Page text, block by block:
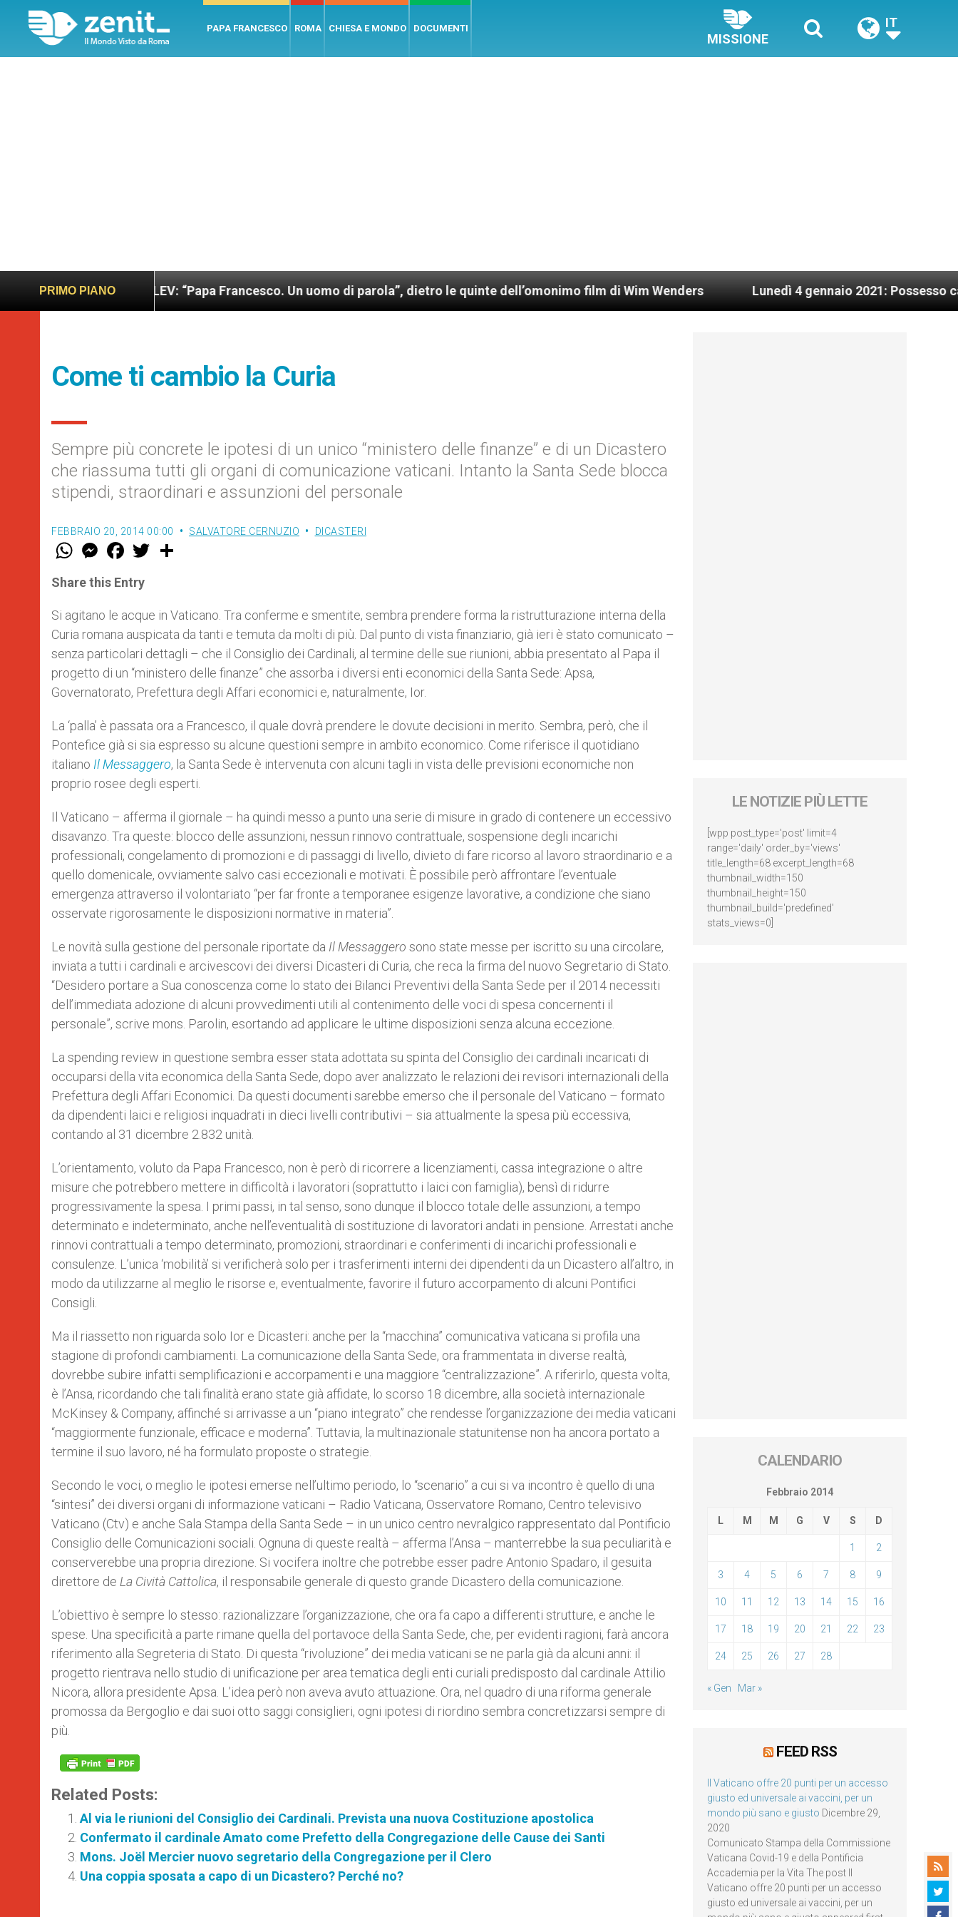
PAPA FRANCESCO ROMA CHIESA E MONDO DOCUMENTI
MISSIONE
IT
PRIMO PIANO
LEV: “Papa Francesco. Un uomo di parola”, dietro le quinte dell’omonimo film di Wim Wenders Lunedì 4 gennaio 2021: Possesso cardinalizio
Come ti cambio la Curia
Sempre più concrete le ipotesi di un unico “ministero delle finanze” e di un Dicastero
che riassuma tutti gli organi di comunicazione vaticani. Intanto la Santa Sede blocca
stipendi, straordinari e assunzioni del personale
FEBBRAIO 20, 2014 00:00 SALVATORE CERNUZIO DICASTERI
W
t
s
p
p
M
e
s
e
g
e
r
F
a
e
b
o
k
w
r
Share this Entry
Si agitano le acque in Vaticano. Tra conferme e smentite, sembra prendere forma la ristrutturazione interna della
Curia romana auspicata da tanti e temuta da molti di più. Dal punto di vista finanziario, già ieri è stato comunicato –
senza particolari dettagli – che il Consiglio dei Cardinali, al termine delle sue riunioni, abbia presentato al Papa il
progetto di un “ministero delle finanze” che assorba i diversi enti economici della Santa Sede: Apsa,
Governatorato, Prefettura degli Affari economici e, naturalmente, Ior.
La ‘palla’ è passata ora a Francesco, il quale dovrà prendere le dovute decisioni in merito. Sembra, però, che il
Pontefice già si sia espresso su alcune questioni sempre in ambito economico. Come riferisce il quotidiano
italiano Il Messaggero, la Santa Sede è intervenuta con alcuni tagli in vista delle previsioni economiche non
proprio rosee degli esperti.
Il Vaticano – afferma il giornale – ha quindi messo a punto una serie di misure in grado di contenere un eccessivo
disavanzo. Tra queste: blocco delle assunzioni, nessun rinnovo contrattuale, sospensione degli incarichi
professionali, congelamento di promozioni e di passaggi di livello, divieto di fare ricorso al lavoro straordinario e a
quello domenicale, ovviamente salvo casi eccezionali e motivati. È possibile però affrontare l’eventuale
emergenza attraverso il volontariato “per far fronte a temporanee esigenze lavorative, a condizione che siano
osservate rigorosamente le disposizioni normative in materia”.
Le novità sulla gestione del personale riportate da Il Messaggero sono state messe per iscritto su una circolare,
inviata a tutti i cardinali e arcivescovi dei diversi Dicasteri di Curia, che reca la firma del nuovo Segretario di Stato.
“Desidero portare a Sua conoscenza come lo stato dei Bilanci Preventivi della Santa Sede per il 2014 necessiti
dell’immediata adozione di alcuni provvedimenti utili al contenimento delle voci di spesa concernenti il
personale”, scrive mons. Parolin, esortando ad applicare le ultime disposizioni senza alcuna eccezione.
La spending review in questione sembra esser stata adottata su spinta del Consiglio dei cardinali incaricati di
occuparsi della vita economica della Santa Sede, dopo aver analizzato le relazioni dei revisori internazionali della
Prefettura degli Affari Economici. Da questi documenti sarebbe emerso che il personale del Vaticano – formato
da dipendenti laici e religiosi inquadrati in dieci livelli contributivi – sia attualmente la spesa più eccessiva,
contando al 31 dicembre 2.832 unità.
L’orientamento, voluto da Papa Francesco, non è però di ricorrere a licenziamenti, cassa integrazione o altre
misure che potrebbero mettere in difficoltà i lavoratori (soprattutto i laici con famiglia), bensì di ridurre
progressivamente la spesa. I primi passi, in tal senso, sono dunque il blocco totale delle assunzioni, a tempo
determinato e indeterminato, anche nell’eventualità di sostituzione di lavoratori andati in pensione. Arrestati anche
rinnovi contrattuali a tempo determinato, promozioni, straordinari e conferimenti di incarichi professionali e
consulenze. L’unica ‘mobilità’ si verificherà solo per i trasferimenti interni dei dipendenti da un Dicastero all’altro, in
modo da utilizzarne al meglio le risorse e, eventualmente, favorire il futuro accorpamento di alcuni Pontifici
Consigli.
Ma il riassetto non riguarda solo Ior e Dicasteri: anche per la “macchina” comunicativa vaticana si profila una
stagione di profondi cambiamenti. La comunicazione della Santa Sede, ora frammentata in diverse realtà,
dovrebbe subire infatti semplificazioni e accorpamenti e una maggiore “centralizzazione”. A riferirlo, questa volta,
è l’Ansa, ricordando che tali finalità erano state già affidate, lo scorso 18 dicembre, alla società internazionale
McKinsey & Company, affinché si arrivasse a un “piano integrato” che rendesse l’organizzazione dei media vaticani
“maggiormente funzionale, efficace e moderna”. Tuttavia, la multinazionale statunitense non ha ancora portato a
termine il suo lavoro, né ha formulato proposte o strategie.
Secondo le voci, o meglio le ipotesi emerse nell’ultimo periodo, lo “scenario” a cui si va incontro è quello di una
“sintesi” dei diversi organi di informazione vaticani – Radio Vaticana, Osservatore Romano, Centro televisivo
Vaticano (Ctv) e anche Sala Stampa della Santa Sede – in un unico centro nevralgico rappresentato dal Pontificio
Consiglio delle Comunicazioni sociali. Ognuna di queste realtà – afferma l’Ansa – manterrebbe la sua peculiarità e
conserverebbe una propria direzione. Si vocifera inoltre che potrebbe esser padre Antonio Spadaro, il gesuita
direttore de La Cività Cattolica, il responsabile generale di questo grande Dicastero della comunicazione.
L’obiettivo è sempre lo stesso: razionalizzare l’organizzazione, che ora fa capo a differenti strutture, e anche le
spese. Una specificità a parte rimane quella del portavoce della Santa Sede, che, per evidenti ragioni, farà ancora
riferimento alla Segreteria di Stato. Di questa “rivoluzione” dei media vaticani se ne parla già da alcuni anni: il
progetto rientrava nello studio di unificazione per area tematica degli enti curiali predisposto dal cardinale Attilio
Nicora, allora presidente Apsa. L’idea però non aveva avuto attuazione. Ora, nel quadro di una riforma generale
promossa da Bergoglio e dai suoi otto saggi consiglieri, ogni ipotesi di riordino sembra concretizzarsi sempre di
più.
Related Posts:
Al via le riunioni del Consiglio dei Cardinali. Prevista una nuova Costituzione apostolica
Confermato il cardinale Amato come Prefetto della Congregazione delle Cause dei Santi
Mons. Joël Mercier nuovo segretario della Congregazione per il Clero
Una coppia sposata a capo di un Dicastero? Perché no?
LE NOTIZIE PIÙ LETTE
[wpp post_type='post' limit=4
range='daily' order_by='views'
title_length=68 excerpt_length=68
thumbnail_width=150
thumbnail_height=150
thumbnail_build='predefined'
stats_views=0]
CALENDARIO
Febbraio 2014
L M M G V S D
1 2
3 4 5 6 7 8 9
10 11 12 13 14 15 16
17 18 19 20 21 22 23
24 25 26 27 28
« Gen Mar »
FEED RSS
Il Vaticano offre 20 punti per un accesso
giusto ed universale ai vaccini, per un
mondo più sano e giusto Dicembre 29,
2020
Comunicato Stampa della Commissione
Vaticana Covid-19 e della Pontificia
Accademia per la Vita The post Il
Vaticano offre 20 punti per un accesso
giusto ed universale ai vaccini, per un